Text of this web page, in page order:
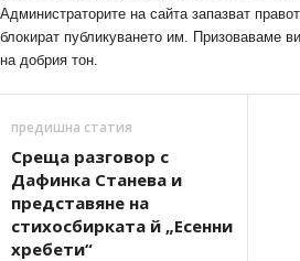
Администраторите на сайта запазват
блокират публикуването им. Призоваваме
на добрия тон.
предишна статия
Среща разговор с
Дафинка Станева и
представяне на
стихосбирката й „Есенни
хребети“